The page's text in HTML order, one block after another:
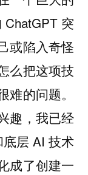
ChatGPT 突
或陷入奇怪
么把这项技
的问题。
趣，我已经
层 AI 技术
成了创建一